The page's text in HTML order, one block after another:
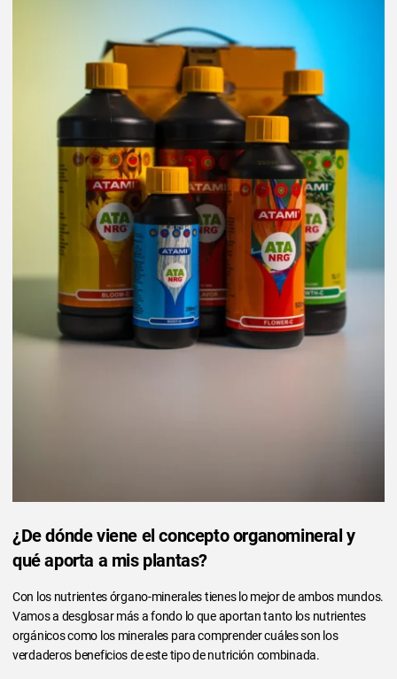
¿De dónde viene el concepto organomineral y
qué aporta a mis plantas?
Con los nutrientes órgano-minerales tienes lo mejor de ambos mundos.
Vamos a desglosar más a fondo lo que aportan tanto los nutrientes
orgánicos como los minerales para comprender cuáles son los
verdaderos beneficios de este tipo de nutrición combinada.